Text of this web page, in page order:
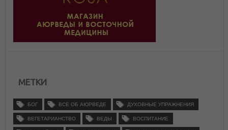
МЕТКИ
БОГ ВСЕ ОБ АЮРВЕДЕ ДУХОВНЫЕ УПРАЖНЕНИЯ
ВЕГЕТАРИАНСТВО ВЕДЫ ВОСПИТАНИЕ